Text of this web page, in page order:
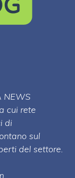
NEWS
cui rete
di
sul
del settore.